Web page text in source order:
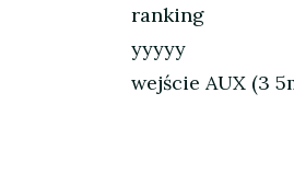
ranking
yyyyy
wejście AUX (3